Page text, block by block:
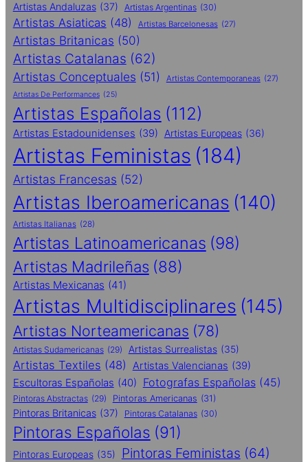
Artistas Andaluzas (37) Artistas Argentinas (30)
Artistas Asiaticas (48) Artistas Barcelonesas (27)
Artistas Britanicas (50)
Artistas Catalanas (62)
Artistas Conceptuales (51) Artistas Contemporaneas (27)
Artistas De Performances (25)
Artistas Españolas (112)
Artistas Estadounidenses (39) Artistas Europeas (36)
Artistas Feministas (184)
Artistas Francesas (52)
Artistas Iberoamericanas (140)
Artistas Italianas (28)
Artistas Latinoamericanas (98)
Artistas Madrileñas (88)
Artistas Mexicanas (41)
Artistas Multidisciplinares (145)
Artistas Norteamericanas (78)
Artistas Sudamericanas (29) Artistas Surrealistas (35)
Artistas Textiles (48) Artistas Valencianas (39)
Escultoras Españolas (40) Fotografas Españolas (45)
Pintoras Abstractas (29) Pintoras Americanas (31)
Pintoras Britanicas (37) Pintoras Catalanas (30)
Pintoras Españolas (91)
Pintoras Europeas (35) Pintoras Feministas (64)